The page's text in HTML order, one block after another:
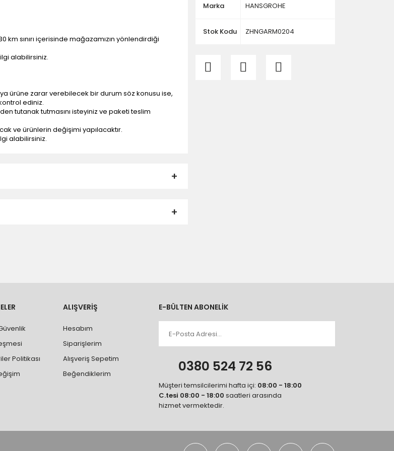
sınırı içerisinde mağazamızın yönlendirdiği
alabilirsiniz.
ürüne zarar verebilecek bir durum söz konusu ise,
ediniz.
tutanak tutmasını isteyiniz ve paketi teslim
ve ürünlerin değişimi yapılacaktır.
alabilirsiniz.
onaylanmış siparişler iade alınmaz veya
vermeden önce ürünlerin montajını yapacak olan
Marka HANSGROHE
Stok Kodu ZHNGARM0204
Politikası
ALIŞVERİŞ
Hesabım
Siparişlerim
Alışveriş Sepetim
Beğendiklerim
E-BÜLTEN ABONELİK
0380 524 72 56
Müşteri temsilcilerimi hafta içi: 08:00 - 18:00
C.tesi 08:00 - 18:00 saatleri arasında
hizmet vermektedir.